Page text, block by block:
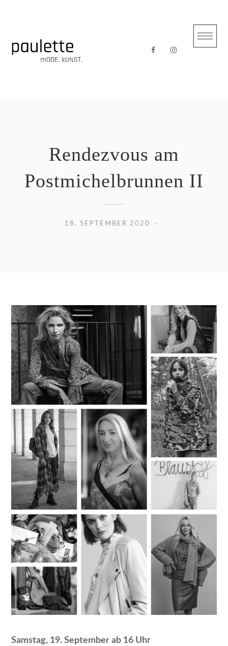
Rendezvous am
Postmichelbrunnen II
18. SEPTEMBER 2020
Samstag, 19. September ab 16 Uhr